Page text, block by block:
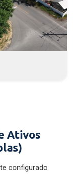
Ativos
configurado